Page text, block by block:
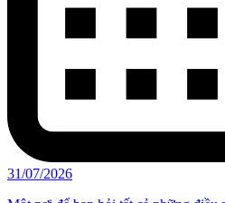
31/07/2026